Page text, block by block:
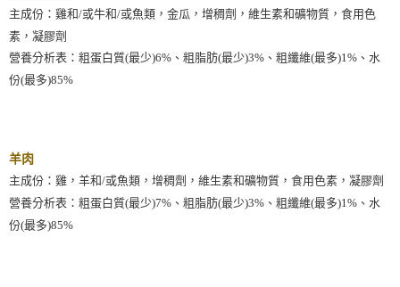
主成份：雞和/或牛和/或魚類，金瓜，增稠劑，維生素和礦物質，食用色
素，凝膠劑
營養分析表：粗蛋白質(最少)6%、粗脂肪(最少)3%、粗纖維(最多)1%、水
份(最多)85%
羊肉
主成份：雞，羊和/或魚類，增稠劑，維生素和礦物質，食用色素，凝膠劑
營養分析表：粗蛋白質(最少)7%、粗脂肪(最少)3%、粗纖維(最多)1%、水
份(最多)85%